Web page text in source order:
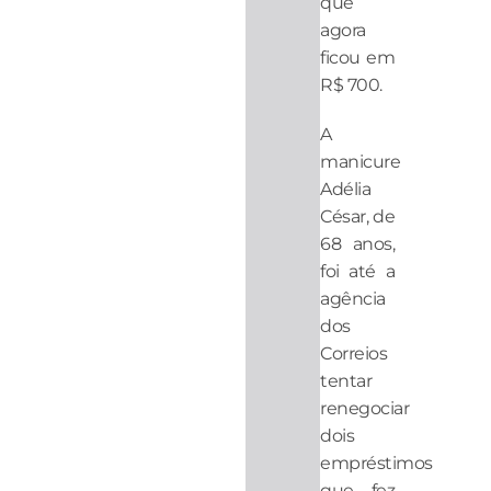
agora
ficou em
R$ 700.
A
manicure
Adélia
César, de
68 anos,
foi até a
agência
dos
Correios
tentar
renegociar
dois
empréstimos